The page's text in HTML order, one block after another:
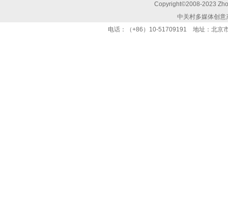
Copyright©2008-2023
中关村多媒体创
电话：（+86）10-51709191 地址：北京